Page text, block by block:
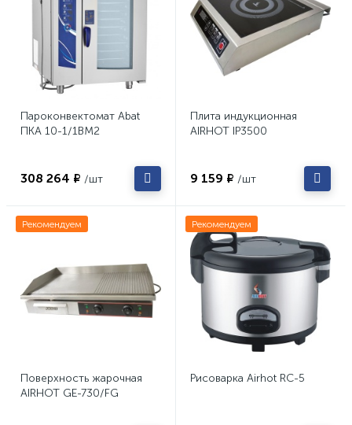
Пароконвектомат Abat
ПКА 10-1/1ВМ2
308 264 ₽ /шт
Плита индукционная
AIRHOT IP3500
9 159 ₽ /шт
Рекомендуем
Поверхность жарочная
AIRHOT GE-730/FG
Рекомендуем
Рисоварка Airhot RC-5